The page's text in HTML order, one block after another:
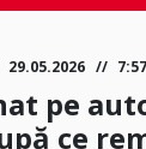
29.05.2026 7:57
pe
ce